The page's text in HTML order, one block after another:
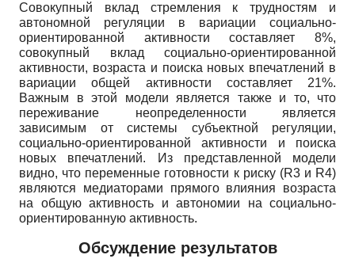
Совокупный вклад стремления к трудностям и
автономной регуляции в вариации социально-
ориентированной активности составляет 8%,
совокупный вклад социально-ориентированной
активности, возраста и поиска новых впечатлений в
вариации общей активности составляет 21%.
Важным в этой модели является также и то, что
переживание неопределенности является
зависимым от системы субъектной регуляции,
социально-ориентированной активности и поиска
новых впечатлений. Из представленной модели
видно, что переменные готовности к риску (R3 и R4)
являются медиаторами прямого влияния возраста
на общую активность и автономии на социально-
ориентированную активность.
Обсуждение результатов